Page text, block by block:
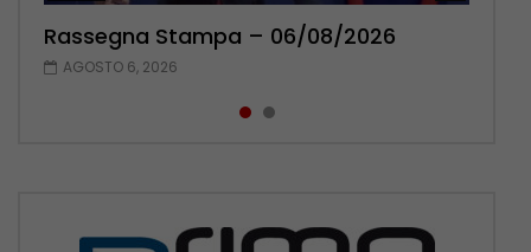
Rassegna Stampa – 06/08/2026
AGOSTO 6, 2026
Rassegna Stampa – 05/08/2026
AGOSTO 5, 2026